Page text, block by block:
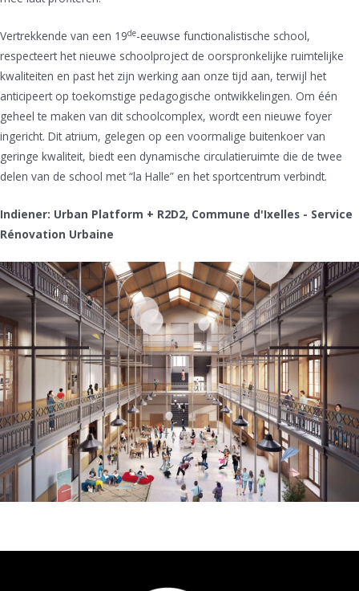
Vertrekkende van een 19de-eeuwse functionalistische school,
respecteert het nieuwe schoolproject de oorspronkelijke ruimtelijke
kwaliteiten en past het zijn werking aan onze tijd aan, terwijl het
anticipeert op toekomstige pedagogische ontwikkelingen. Om één
geheel te maken van dit schoolcomplex, wordt een nieuwe foyer
ingericht. Dit atrium, gelegen op een voormalige buitenkoer van
geringe kwaliteit, biedt een dynamische circulatieruimte die de twee
delen van de school met “la Halle” en het sportcentrum verbindt.
Indiener: Urban Platform + R2D2, Commune d'Ixelles - Service
Rénovation Urbaine